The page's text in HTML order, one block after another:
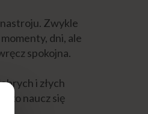
Zwykle
dni, ale
spokojna.
i złych
naucz się